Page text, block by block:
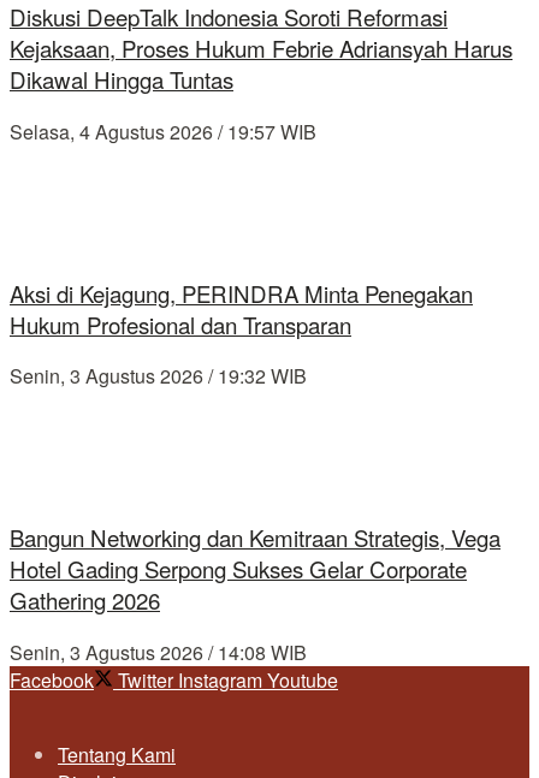
Diskusi DeepTalk Indonesia Soroti Reformasi
Kejaksaan, Proses Hukum Febrie Adriansyah Harus
Dikawal Hingga Tuntas
Selasa, 4 Agustus 2026 / 19:57 WIB
Aksi di Kejagung, PERINDRA Minta Penegakan
Hukum Profesional dan Transparan
Senin, 3 Agustus 2026 / 19:32 WIB
Bangun Networking dan Kemitraan Strategis, Vega
Hotel Gading Serpong Sukses Gelar Corporate
Gathering 2026
Senin, 3 Agustus 2026 / 14:08 WIB
Facebook
Twitter InstagramYoutube
Tentang Kami